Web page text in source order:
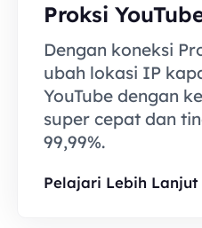
Proksi
Dengan koneksi
ubah lokasi IP
YouTube dengan
super cepat dan
99,99%.
Pelajari Lebih Lanjut